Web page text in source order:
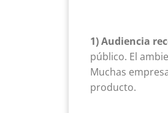
1) Audiencia
público. El
Muchas
producto.